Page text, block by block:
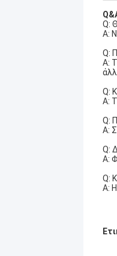
Q:
Α:
Q:
Α:
Q:
Α:
Q:
Α:
Q:
Α:
Q:
Α: